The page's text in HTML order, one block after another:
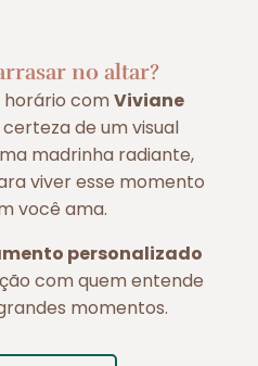
no altar?
horário comViviane
de um visual
madrinha radiante,
viver esse momento
você ama.
personalizado
com quem entende
momentos.